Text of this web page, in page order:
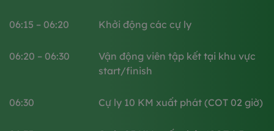
06:15 – 06:20​ Khởi động các cự ly
06:20 – 06:30​
Vận động viên tập kết tại khu vực
start/finish​
06:30 Cự ly 10 KM xuất phát (COT 02 giờ)​​